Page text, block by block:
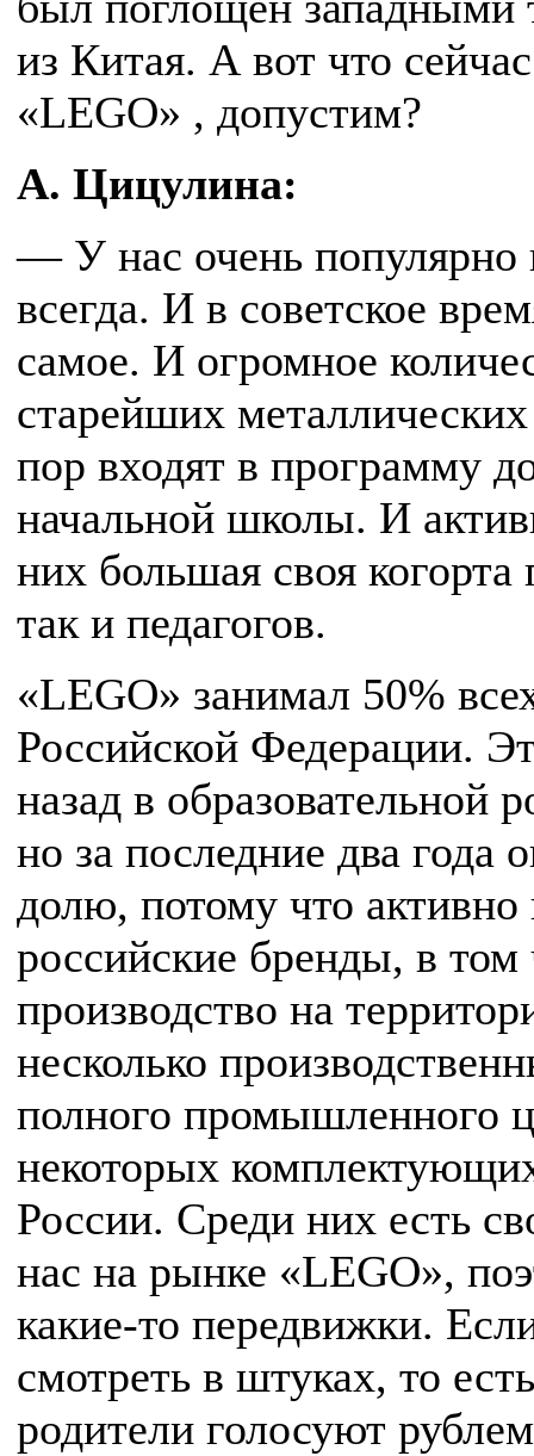
из Китая. А вот что
«LEGO» , допустим?
А. Цицулина:
— У нас очень популярно
всегда. И в советское
самое. И огромное
старейших
пор входят в программу
начальной школы. И
них большая своя когорта
так и педагогов.
«LEGO» занимал 50%
Российской Федерации.
назад в образовательной
но за последние два года
долю, потому что активно
российские бренды, в
производство на
несколько
полного промышленного
некоторых
России. Среди них есть
нас на рынке «LEGO»,
какие-то передвижки.
смотреть в штуках, то
родители голосуют